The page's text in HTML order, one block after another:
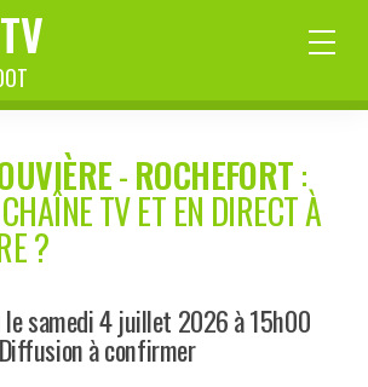
-ROCHEFORT:
TV ET EN DIRECT À
?
samedi 4 juillet 2026 à 15h00
Diffusion à confirmer